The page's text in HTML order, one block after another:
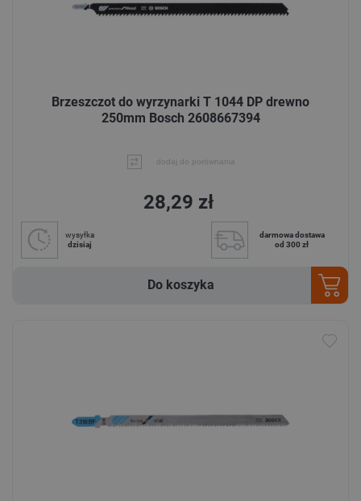
Brzeszczot do wyrzynarki T 1044 DP drewno
250mm Bosch 2608667394
dodaj do porównania
28,29 zł
wysyłka
dzisiaj
darmowa dostawa
od 300 zł
Do koszyka